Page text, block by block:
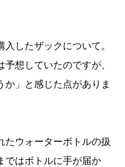
したザックについて。
想していたのですが、
」と感じた点がありま
たウォーターボトルの扱
ではボトルに手が届か